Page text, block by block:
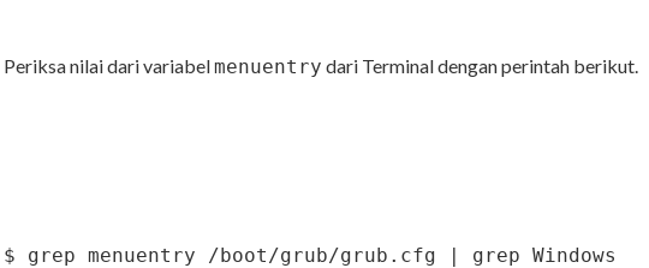
Periksa nilai dari variabelmenuentry dari Terminal dengan perintah berikut.
$ grep menuentry /boot/grub/grub.cfg | grep Windows